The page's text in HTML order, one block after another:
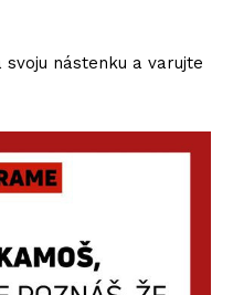
nástenku a varujte